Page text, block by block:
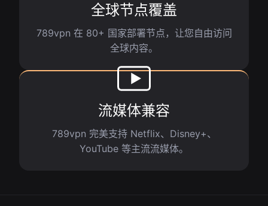
全球节点覆盖
789vpn 在 80+ 国家部署节点，让您自由访问
全球内容。
流媒体兼容
789vpn 完美支持 Netflix、Disney+、
YouTube 等主流流媒体。